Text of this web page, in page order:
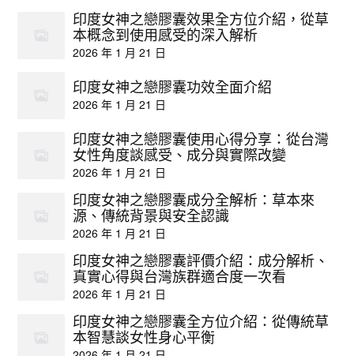
印度女神之戀膠囊效果全方位介紹，從草
本概念到使用感受的深入解析
2026 年 1 月 21 日
印度女神之戀膠囊功效全面介紹
2026 年 1 月 21 日
印度女神之戀膠囊使用心得分享：從台灣
女性角度談感受、成分與實際改變
2026 年 1 月 21 日
印度女神之戀膠囊成分全解析：草本來
源、傳統背景與安全認識
2026 年 1 月 21 日
印度女神之戀膠囊評價介紹：成分解析、
真實心得與台灣族群適合度一次看
2026 年 1 月 21 日
印度女神之戀膠囊全方位介紹：從傳統草
本智慧談女性身心平衡